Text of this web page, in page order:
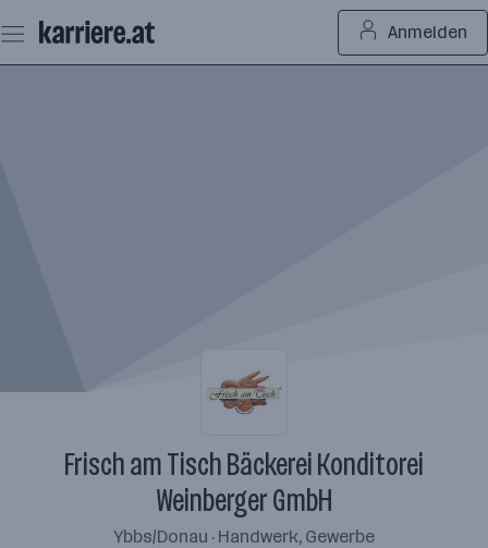
Seiteninhalt
springen
Anmelden
Frisch am Tisch Bäckerei Konditorei
Weinberger GmbH
Ybbs/Donau · Handwerk, Gewerbe